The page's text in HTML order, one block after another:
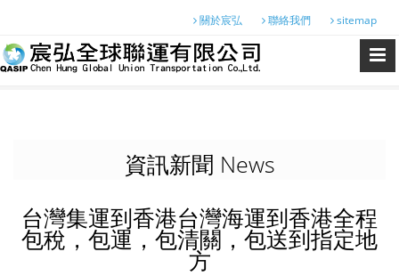
關於宸弘 聯絡我們 sitemap
資訊新聞 News
台灣集運到香港台灣海運到香港全程
包稅，包運，包清關，包送到指定地
方